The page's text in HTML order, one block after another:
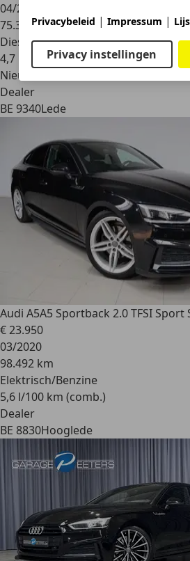
04/2014
75.393 km
Diesel
4,7 l/100 km (comb.)
Nieuw
Dealer
BE 9340Lede
Audi A5A5 Sportback 2.0 TFSI Sport
€ 23.950
03/2020
98.492 km
Elektrisch/Benzine
5,6 l/100 km (comb.)
Dealer
BE 8830Hooglede
Privacybeleid | Impressum |
Privacy instellingen